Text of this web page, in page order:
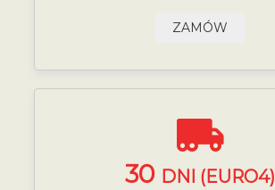
ZAMÓW
30 DNI (EURO4)